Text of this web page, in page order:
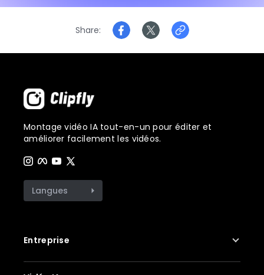
Share
Montage vidéo IA tout-en-un pour éditer et
améliorer facilement les vidéos.
Langues
Entreprise